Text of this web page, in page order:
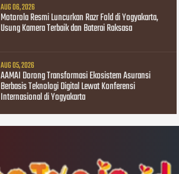
AUG 06, 2026
Motorola Resmi Luncurkan Razr Fold di Yogyakarta,
Usung Kamera Terbaik dan Baterai Raksasa
AUG 05, 2026
AAMAI Dorong Transformasi Ekosistem Asuransi
Berbasis Teknologi Digital Lewat Konferensi
Internasional di Yogyakarta